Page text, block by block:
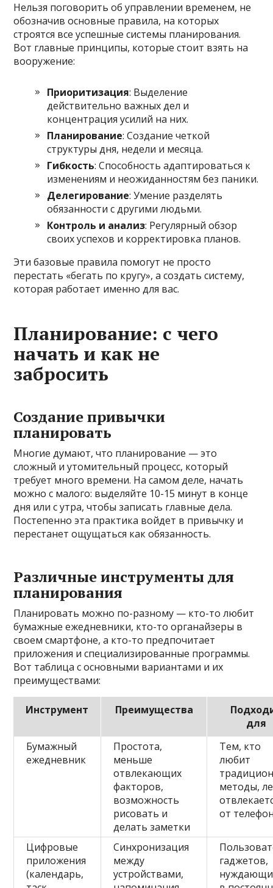
Нельзя поговорить об управлении временем, не
обозначив основные правила, на которых
строятся все успешные системы планирования.
Вот главные принципы, которые стоит взять на
вооружение:
Приоритизация: Выделение
действительно важных дел и
концентрация усилий на них.
Планирование: Создание четкой
структуры дня, недели и месяца.
Гибкость: Способность адаптироваться к
изменениям и неожиданностям без паники.
Делегирование: Умение разделять
обязанности с другими людьми.
Контроль и анализ: Регулярный обзор
своих успехов и корректировка планов.
Эти базовые правила помогут не просто
перестать «бегать по кругу», а создать систему,
которая работает именно для вас.
Планирование: с чего
начать и как не
забросить
Создание привычки
планировать
Многие думают, что планирование — это
сложный и утомительный процесс, который
требует много времени. На самом деле, начать
можно с малого: выделяйте 10-15 минут в конце
дня или с утра, чтобы записать главные дела.
Постепенно эта практика войдет в привычку и
перестанет ощущаться как обязанность.
Различные инструменты для
планирования
Планировать можно по-разному — кто-то любит
бумажные ежедневники, кто-то органайзеры в
своем смартфоне, а кто-то предпочитает
приложения и специализированные программы.
Вот таблица с основными вариантами и их
преимуществами:
Инструмент Преимущества
для
Бумажный
ежедневник
Простота,
меньше
отвлекающих
факторов,
возможность
рисовать и
делать заметки
Тем, кто
любит
методы,
от
Цифровые
приложения
(календарь,
Синхронизация
между
устройствами,
гаджетов,